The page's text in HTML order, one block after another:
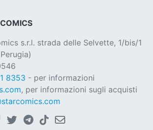
s.r.l. strada delle Selvette, 1/bis/1
8353 - per informazioni
, per informazioni sugli acquisti